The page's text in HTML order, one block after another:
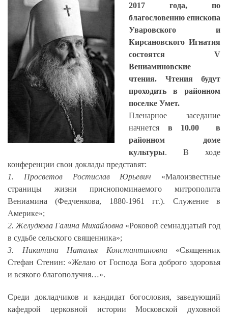
2017 года, по
благословению епископа
Уваровского и
Кирсановского Игнатия
состоятся V
Вениаминовские
чтения. Чтения будут
проходить в районном
поселке Умет.
Пленарное заседание
начнется в 10.00 в
районном доме
культуры. В ходе
конференции свои доклады представят:
1. Просветов Ростислав Юрьевич «Малоизвестные
страницы жизни приснопоминаемого митрополита
Вениамина (Федченкова, 1880-1961 гг.). Служение в
Америке»;
2. Желудкова Галина Михайловна «Роковой семнадцатый год
в судьбе сельского священника»;
3. Никитина Наталья Константиновна«Священник
Стефан Стенин: «Желаю от Господа Бога доброго здоровья
и всякого благополучия…».
Среди докладчиков и кандидат богословия, заведующий
кафедрой церковной истории Московской духовной